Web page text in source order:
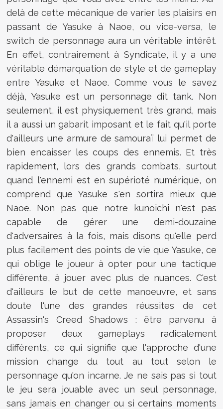
delà de cette mécanique de varier les plaisirs en
passant de Yasuke à Naoe, ou vice-versa, le
switch de personnage aura un véritable intérêt.
En effet, contrairement à Syndicate, il y a une
véritable démarquation de style et de gameplay
entre Yasuke et Naoe. Comme vous le savez
déjà, Yasuke est un personnage dit tank. Non
seulement, il est physiquement très grand, mais
il a aussi un gabarit imposant et le fait qu'il porte
d'ailleurs une armure de samouraï lui permet de
bien encaisser les coups des ennemis. Et très
rapidement, lors des grands combats, surtout
quand l'ennemi est en supérioté numérique, on
comprend que Yasuke s'en sortira mieux que
Naoe. Non pas que notre kunoichi n'est pas
capable de gérer une demi-douzaine
d'adversaires à la fois, mais disons qu'elle perd
plus facilement des points de vie que Yasuke, ce
qui oblige le joueur à opter pour une tactique
différente, à jouer avec plus de nuances. C'est
d'ailleurs le but de cette manoeuvre, et sans
doute l'une des grandes réussites de cet
Assassin's Creed Shadows : être parvenu à
proposer deux gameplays radicalement
différents, ce qui signifie que l'approche d'une
mission change du tout au tout selon le
personnage qu'on incarne. Je ne sais pas si tout
le jeu sera jouable avec un seul personnage,
sans jamais en changer ou si certains moments